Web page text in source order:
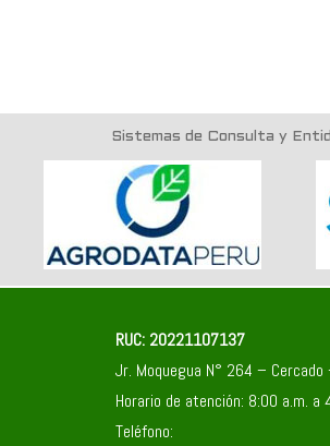
Sistemas de Consulta y
RUC: 20221107137
Jr. Moquegua N° 264 – Cercado
Horario de atención: 8:00 a.m. a
Teléfono: